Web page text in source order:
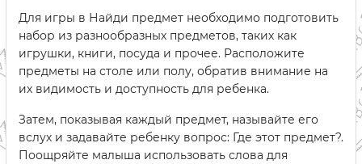
Для игры в Найди предмет необходимо подготовить
набор из разнообразных предметов, таких как
игрушки, книги, посуда и прочее. Расположите
предметы на столе или полу, обратив внимание на
их видимость и доступность для ребенка.
Затем, показывая каждый предмет, называйте его
вслух и задавайте ребенку вопрос: Где этот предмет?.
Поощряйте малыша использовать слова для